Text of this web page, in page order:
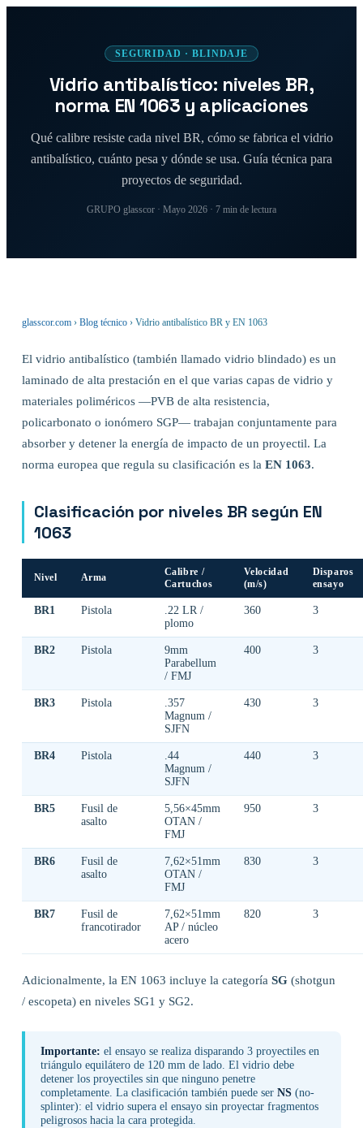
SEGURIDAD · BLINDAJE
Vidrio antibalístico: niveles BR,
norma EN 1063 y aplicaciones
Qué calibre resiste cada nivel BR, cómo se fabrica el vidrio
antibalístico, cuánto pesa y dónde se usa. Guía técnica para
proyectos de seguridad.
GRUPO glasscor · Mayo 2026 · 7 min de lectura
glasscor.com ›Blog técnico › Vidrio antibalístico BR y EN 1063
El vidrio antibalístico (también llamado vidrio blindado) es un
laminado de alta prestación en el que varias capas de vidrio y
materiales poliméricos —PVB de alta resistencia,
policarbonato o ionómero SGP— trabajan conjuntamente para
absorber y detener la energía de impacto de un proyectil. La
norma europea que regula su clasificación es laEN 1063.
Clasificación por niveles BR según EN
1063
Nivel Arma
Calibre /
Cartuchos
Velocidad
(m/s)
Disparos
ensayo
BR1 Pistola
.22 LR /
plomo
360 3
BR2 Pistola
9mm
Parabellum
/ FMJ
400 3
BR3 Pistola
.357
Magnum /
SJFN
430 3
BR4 Pistola
.44
Magnum /
SJFN
440 3
BR5
Fusil de
asalto
5,56×45mm
OTAN /
FMJ
950 3
BR6
Fusil de
asalto
7,62×51mm
OTAN /
FMJ
830 3
BR7
Fusil de
francotirador
7,62×51mm
AP / núcleo
acero
820 3
Adicionalmente, la EN 1063 incluye la categoríaSG (shotgun
/ escopeta) en niveles SG1 y SG2.
Importante: el ensayo se realiza disparando 3 proyectiles en
triángulo equilátero de 120 mm de lado. El vidrio debe
detener los proyectiles sin que ninguno penetre
completamente. La clasificación también puede serNS (no-
splinter): el vidrio supera el ensayo sin proyectar fragmentos
peligrosos hacia la cara protegida.